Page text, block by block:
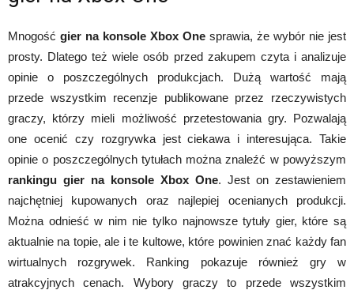
Mnogość gier na konsole Xbox One sprawia, że wybór nie jest
prosty. Dlatego też wiele osób przed zakupem czyta i analizuje
opinie o poszczególnych produkcjach. Dużą wartość mają
przede wszystkim recenzje publikowane przez rzeczywistych
graczy, którzy mieli możliwość przetestowania gry. Pozwalają
one ocenić czy rozgrywka jest ciekawa i interesująca. Takie
opinie o poszczególnych tytułach można znaleźć w powyższym
rankingu gier na konsole Xbox One. Jest on zestawieniem
najchętniej kupowanych oraz najlepiej ocenianych produkcji.
Można odnieść w nim nie tylko najnowsze tytuły gier, które są
aktualnie na topie, ale i te kultowe, które powinien znać każdy fan
wirtualnych rozgrywek. Ranking pokazuje również gry w
atrakcyjnych cenach. Wybory graczy to przede wszystkim